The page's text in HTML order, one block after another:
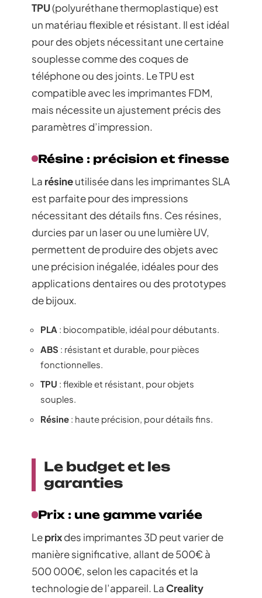
TPU(polyuréthane thermoplastique) est
un matériau flexible et résistant. Il est idéal
pour des objets nécessitant une certaine
souplesse comme des coques de
téléphone ou des joints. Le TPU est
compatible avec les imprimantes FDM,
mais nécessite un ajustement précis des
paramètres d’impression.
Résine : précision et finesse
La résineutilisée dans les imprimantes SLA
est parfaite pour des impressions
nécessitant des détails fins. Ces résines,
durcies par un laser ou une lumière UV,
permettent de produire des objets avec
une précision inégalée, idéales pour des
applications dentaires ou des prototypes
de bijoux.
PLA : biocompatible, idéal pour débutants.
ABS : résistant et durable, pour pièces
fonctionnelles.
TPU : flexible et résistant, pour objets
souples.
Résine : haute précision, pour détails fins.
Le budget et les
garanties
Prix : une gamme variée
Leprixdes imprimantes 3D peut varier de
manière significative, allant de 500€ à
500 000€, selon les capacités et la
technologie de l’appareil. LaCreality